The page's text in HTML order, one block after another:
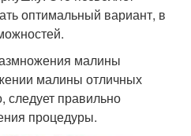
оптимальный вариант, в
малины
малины отличных
следует правильно
процедуры.